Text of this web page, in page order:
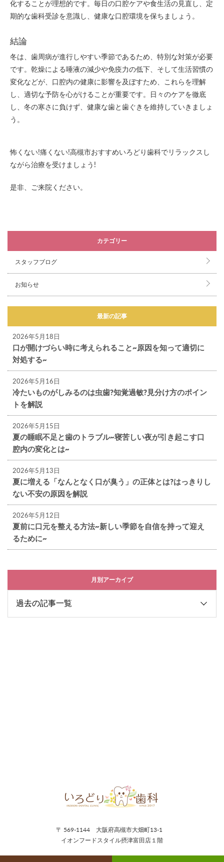
化することが理想的です。毎日の口腔ケアや食生活の見直し、定
期的な歯科受診を意識し、健康な口腔環境を保ちましょう。
結論
冬は、歯周病が進行しやすい季節であるため、特別な対策が必要
です。乾燥による唾液の減少や免疫力の低下、そして生活習慣の
変化などが、口腔内の健康に影響を及ぼすため、これらを理解
し、適切な予防を心がけることが重要です。日々のケアを徹底
し、冬の寒さに負けず、健康な歯と歯ぐきを維持していきましょ
う。
怖くない!痛くない!高槻市おすすめいろどり歯科でリラックスし
ながら治療を受けましょう!
是非、ご来院ください。
カテゴリー
スタッフブログ
お知らせ
最新の記事
2026年5月18日
口が開けづらい時に考えられること~原因を知って適切に
対処する~
2026年5月16日
冷たいものがしみるのは虫歯?知覚過敏?見分け方のポイン
トを解説
2026年5月15日
夏の睡眠不足と歯のトラブル~寝苦しい夜が引き起こす口
腔内の変化とは~
2026年5月13日
夏に増える「なんとなく口が臭う」の正体とは?はっきりし
ない不安の原因を解説
2026年5月12日
夏前に口元を整える方法~新しい季節を自信を持って迎え
るために~
月別アーカイブ
〒 569-1144 大阪府高槻市大畑町13-1
イオンフードスタイル摂津富田店１階